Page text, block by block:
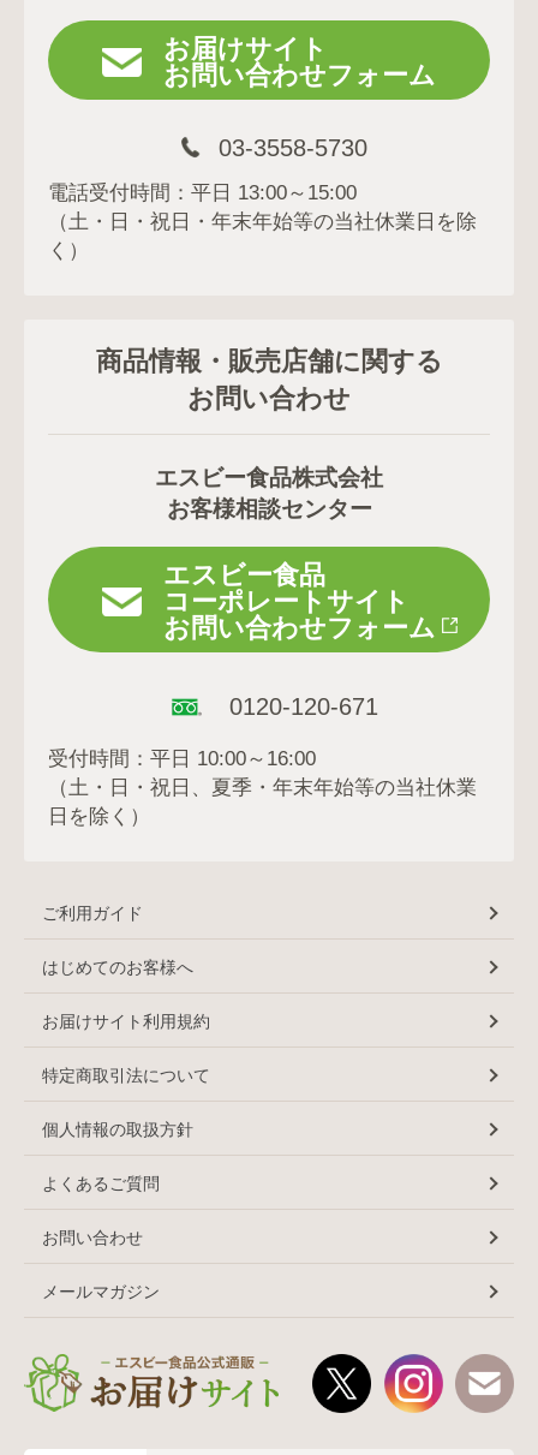
お届けサイト
お問い合わせフォーム
03-3558-5730
電話受付時間：平日 13:00～15:00
（土・日・祝日・年末年始等の当社休業日を除
く）
商品情報・販売店舗に関する
お問い合わせ
エスビー食品株式会社
お客様相談センター
エスビー食品
コーポレートサイト
お問い合わせフォーム
0120-120-671
受付時間：平日 10:00～16:00
（土・日・祝日、夏季・年末年始等の当社休業
日を除く）
ご利用ガイド
はじめてのお客様へ
お届けサイト利用規約
特定商取引法について
個人情報の取扱方針
よくあるご質問
お問い合わせ
メールマガジン